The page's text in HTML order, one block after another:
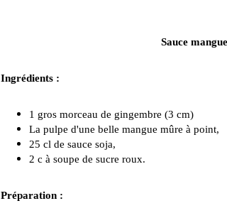
Sauce
Ingrédients :
1 gros morceau de gingembre (3 cm)
La pulpe d'une belle mangue mûre à point,
25 cl de sauce soja,
2 c à soupe de sucre roux.
Préparation :